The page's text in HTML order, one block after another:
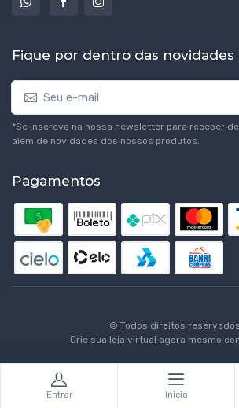
Fique por dentro das novidades
*Se inscreva na nossa newsletter para receber
além de novidades dos nossos produtos.
Pagamentos
© Todos direitos
Crie sua loja virtual agora mesmo
Entrar Início